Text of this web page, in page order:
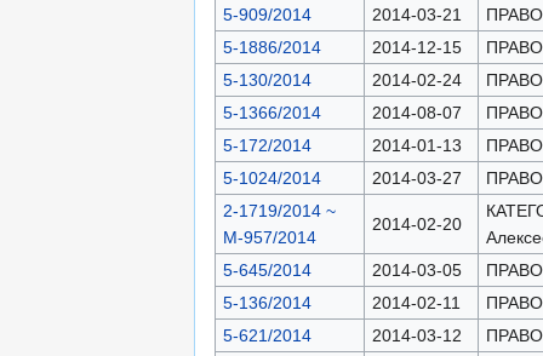
5-909/2014
2014-03-21
5-1886/2014
2014-12-15
5-130/2014
2014-02-24
5-1366/2014
2014-08-07
5-172/2014
2014-01-13
5-1024/2014
2014-03-27
2-1719/2014 ~
М-957/2014
2014-02-20
5-645/2014
2014-03-05
5-136/2014
2014-02-11
5-621/2014
2014-03-12